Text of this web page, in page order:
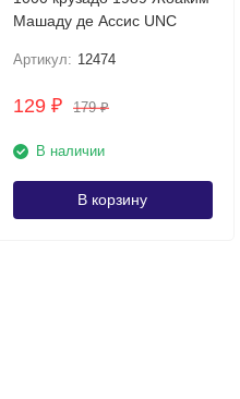
Машаду де Ассис UNC
Артикул: 12474
129 ₽ 179₽
В наличии
В корзину